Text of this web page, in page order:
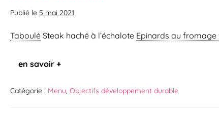
Publié le 5 mai 2021
Taboulé Steak haché à l’échalote Epinards au fromage
en savoir +
Catégorie : Menu, Objectifs développement durable